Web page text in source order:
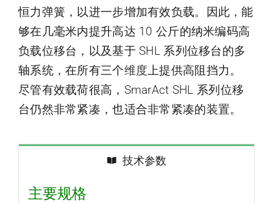
恒力弹簧，以进一步增加有效负载。因此，能
够在几毫米内提升高达 10 公斤的纳米编码高
负载位移台，以及基于 SHL 系列位移台的多
轴系统，在所有三个维度上提供高阻挡力。
尽管有效载荷很高，SmarAct SHL 系列位移
台仍然非常紧凑，也适合非常紧凑的装置。
技术参数
主要规格